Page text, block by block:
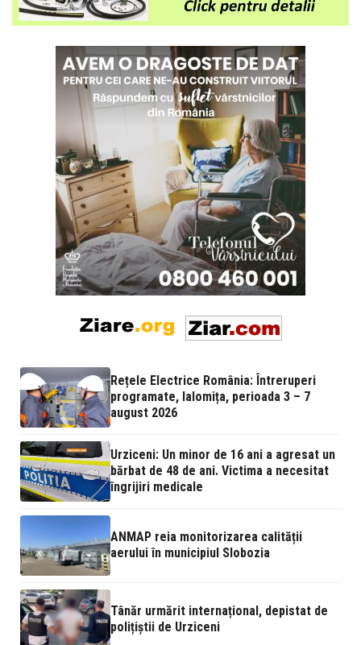
Rețele Electrice România: Întreruperi
programate, Ialomița, perioada 3 – 7
august 2026
Urziceni: Un minor de 16 ani a agresat un
bărbat de 48 de ani. Victima a necesitat
îngrijiri medicale
ANMAP reia monitorizarea calității
aerului în municipiul Slobozia
Tânăr urmărit internațional, depistat de
polițiștii de Urziceni